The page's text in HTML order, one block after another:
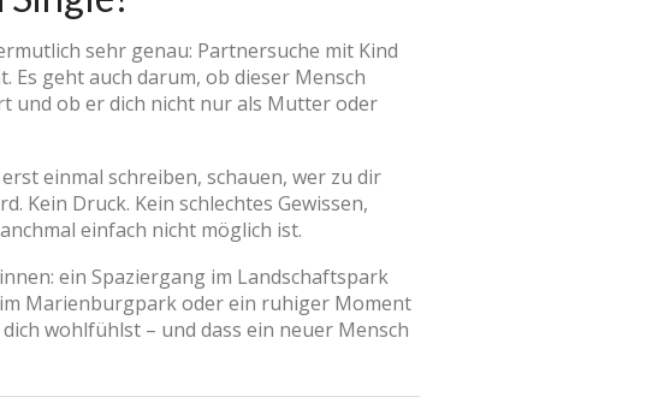
sehr genau: Partnersuche mit Kind
Es geht auch darum, ob dieser Mensch
und ob er dich nicht nur als Mutter oder
einmal schreiben, schauen, wer zu dir
Kein Druck. Kein schlechtes Gewissen,
einfach nicht möglich ist.
ein Spaziergang im Landschaftspark
Marienburgpark oder ein ruhiger Moment
wohlfühlst – und dass ein neuer Mensch